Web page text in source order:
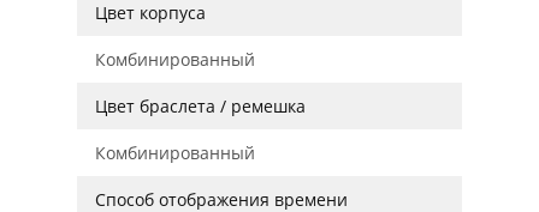
Цвет корпуса
Комбинированный
Цвет браслета / ремешка
Комбинированный
Способ отображения времени